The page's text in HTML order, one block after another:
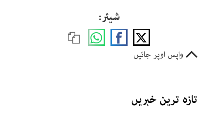
شیئر:
واپس اوپر جائیں
تازہ ترین خبریں